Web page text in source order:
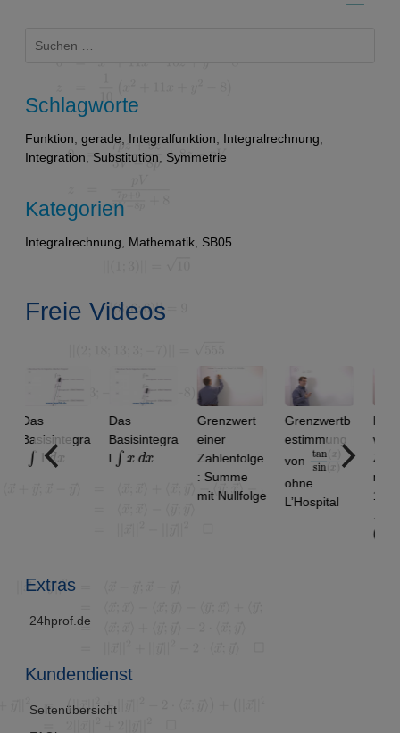
nach:
Schlagworte
Funktion, gerade, Integralfunktion, Integralrechnung,
Integration, Substitution, Symmetrie
Kategorien
Integralrechnung, Mathematik, SB05
Freie Videos
Basisintegra
∫x x
Grenzwert
einer
Zahlenfolge
: Summe
mit Nullfolge
Grenzwertb
estimmung
von
L’Hospital
von
n: 1.9 ,
1.99,
Extras
24hprof.de
Kundendienst
Seitenübersicht